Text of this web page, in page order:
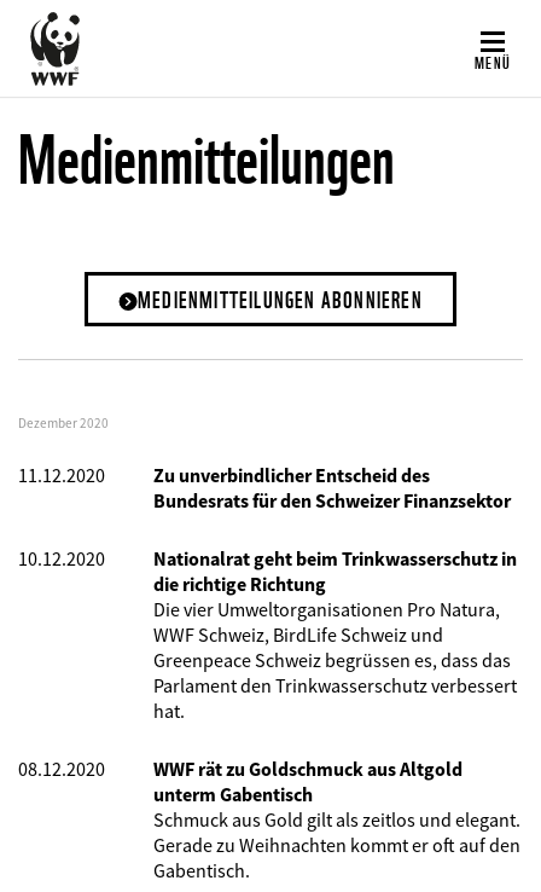
Direkt
zum
Inhalt
MENÜ
Medienmitteilungen
MEDIENMITTEILUNGEN ABONNIEREN
Dezember 2020
11.12.2020
Zu unverbindlicher Entscheid des
Bundesrats für den Schweizer Finanzsektor
10.12.2020
Nationalrat geht beim Trinkwasserschutz in
die richtige Richtung
Die vier Umweltorganisationen Pro Natura,
WWF Schweiz, BirdLife Schweiz und
Greenpeace Schweiz begrüssen es, dass das
Parlament den Trinkwasserschutz verbessert
hat.
08.12.2020
WWF rät zu Goldschmuck aus Altgold
unterm Gabentisch
Schmuck aus Gold gilt als zeitlos und elegant.
Gerade zu Weihnachten kommt er oft auf den
Gabentisch.